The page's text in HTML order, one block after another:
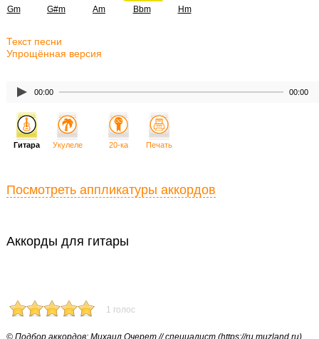
Gm
G#m Am Bbm Hm
Текст песни
Упрощённая версия
00:00 00:00
Аккорды для гитары
1 голос
© Подбор аккордов: Михаил Очерет // специалист (https://ru.muzland.ru)
Гитара Укулеле 20-ка Печать
Посмотреть аппликатуры аккордов